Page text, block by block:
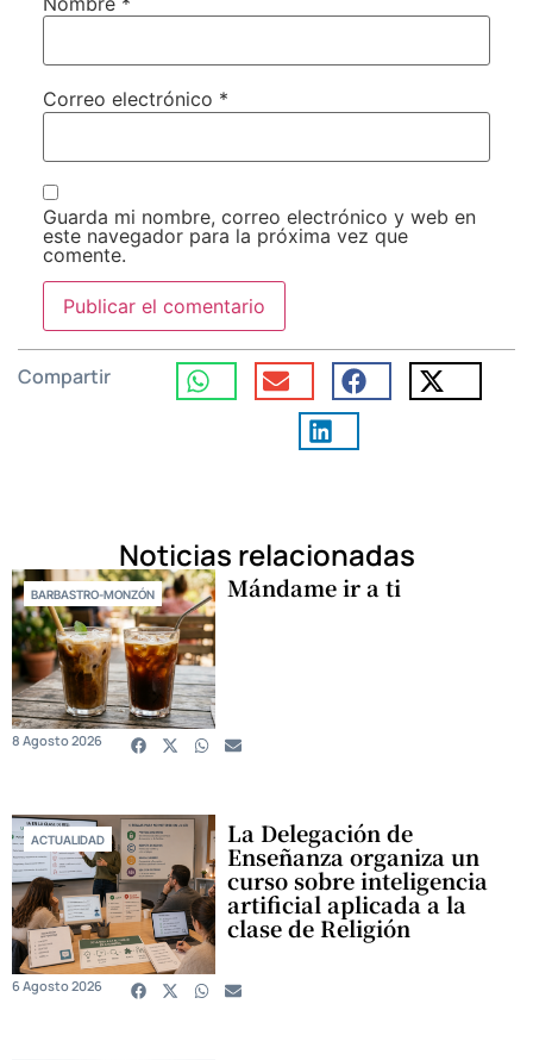
Correo electrónico *
Guarda mi nombre, correo electrónico y web en
este navegador para la próxima vez que
comente.
Compartir
Noticias relacionadas
BARBASTRO-MONZÓN Mándame ir a ti
8 Agosto 2026
ACTUALIDAD La Delegación de
Enseñanza organiza un
curso sobre inteligencia
artificial aplicada a la
clase de Religión
6 Agosto 2026